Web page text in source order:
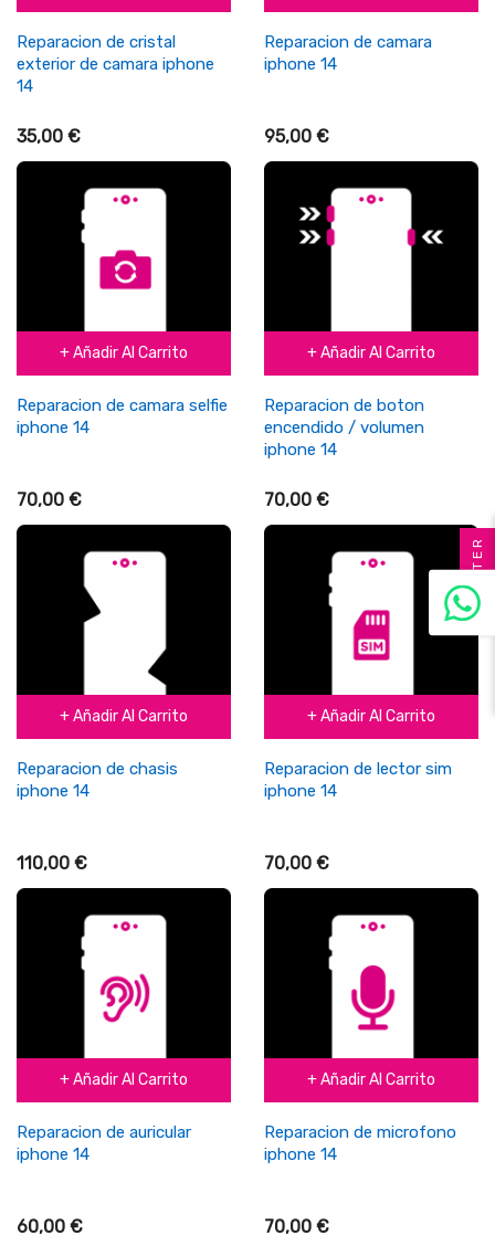
Reparacion de cristal
exterior de camara iphone
14
35,00 €
Reparacion de camara
iphone 14
95,00 €
+ Añadir Al Carrito
Reparacion de camara selfie
iphone 14
70,00 €
+ Añadir Al Carrito
Reparacion de boton
encendido / volumen
iphone 14
70,00 €
+ Añadir Al Carrito
Reparacion de chasis
iphone 14
110,00 €
+ Añadir Al Carrito
Reparacion de lector sim
iphone 14
70,00 €
+ Añadir Al Carrito
Reparacion de auricular
iphone 14
60,00 €
+ Añadir Al Carrito
Reparacion de microfono
iphone 14
70,00 €
FILTER